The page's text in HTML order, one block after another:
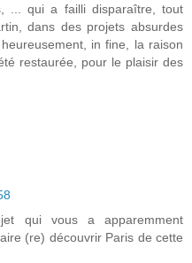
... qui a failli disparaître, tout
dans des projets absurdes
in fine, la raison
restaurée, pour le plaisir des
qui vous a apparemment
(re) découvrir Paris de cette